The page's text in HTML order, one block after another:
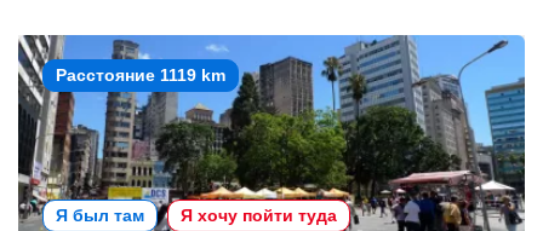
Расстояние 1119 km
Я был там Я хочу пойти туда